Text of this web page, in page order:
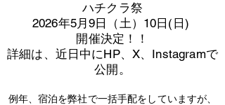
​ハチクラ祭
2026年5月9日（土）10日(日)
​開催決定！！
詳細は、近日中にHP、X、Instagramで
公開。
例年、宿泊を弊社で一括手配をしていますが、